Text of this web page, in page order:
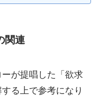
関連
が提唱した「欲求
る上で参考になり